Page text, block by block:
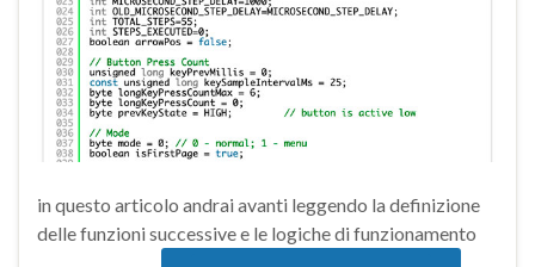
in questo articolo andrai avanti leggendo la definizione
delle funzioni successive e le logiche di funzionamento